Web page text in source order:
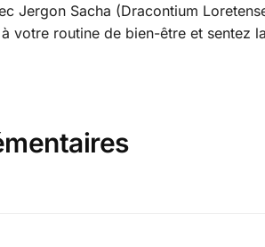
Jergon Sacha (Dracontium
votre routine de bien-être et sentez